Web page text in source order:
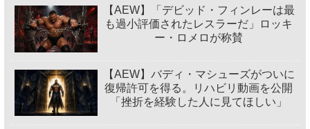
【AEW】「デビッド・フィンレーは最
も過小評価されたレスラーだ」ロッキ
ー・ロメロが称賛
【AEW】バディ・マシューズがついに
復帰許可を得る。リハビリ動画を公開
「挫折を経験した人に見てほしい」